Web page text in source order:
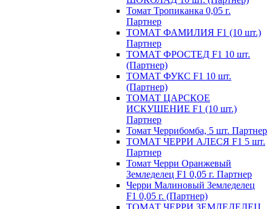
Томат Тропиканка 0,05 г.
Партнер
ТОМАТ ФАМИЛИЯ F1 (10 шт.)
Партнер
ТОМАТ ФРОСТЕД F1 10 шт.
(Партнер)
ТОМАТ ФУКС F1 10 шт.
(Партнер)
ТОМАТ ЦАРСКОЕ
ИСКУШЕНИЕ F1 (10 шт.)
Партнер
Томат Черрибомба, 5 шт. Партнер
ТОМАТ ЧЕРРИ АЛЕСЯ F1 5 шт.
Партнер
Томат Черри Оранжевый
Земледелец F1 0,05 г. Партнер
Черри Малиновый Земледелец
F1 0,05 г. (Партнер)
ТОМАТ ЧЕРРИ ЗЕМЛЕДЕЛЕЦ